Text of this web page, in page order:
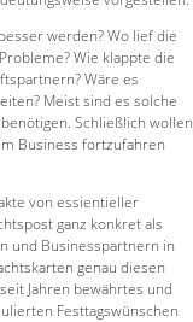
werden? Wo lief die
Wie klappte die
Wäre es
Meist sind es solche
Schließlich wollen
Business fortzufahren
von essientieller
ganz konkret als
und Businesspartnern in
genau diesen
Jahren bewährtes und
Festtagswünschen